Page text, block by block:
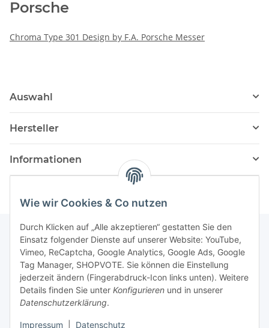
Wie wir Cookies & Co nutzen
Durch Klicken auf „Alle akzeptieren“ gestatten Sie den
Einsatz folgender Dienste auf unserer Website: YouTube,
Vimeo, ReCaptcha, Google Analytics, Google Ads, Google
Tag Manager, SHOPVOTE. Sie können die Einstellung
jederzeit ändern (Fingerabdruck-Icon links unten). Weitere
Details finden Sie unter Konfigurieren und in unserer
Datenschutzerklärung.
Impressum Datenschutz
Porsche
Chroma Type 301 Design by F.A. Porsche Messer
Auswahl
Hersteller
Informationen
Newsletter Abonnieren
Bitte senden Sie mir entsprechend Ihrer
Datenschutzerklärung
regelmäßig und jederzeit widerruflich
Informationen zu Ihrem Produktsortiment per E-Mail zu.